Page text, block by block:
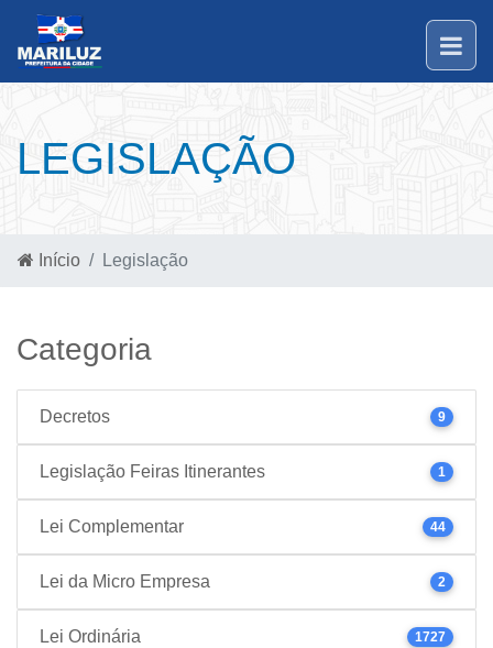
LEGISLAÇÃO
Início Legislação
Categoria
Decretos 9
Legislação Feiras Itinerantes 1
Lei Complementar 44
Lei da Micro Empresa 2
Lei Ordinária 1727